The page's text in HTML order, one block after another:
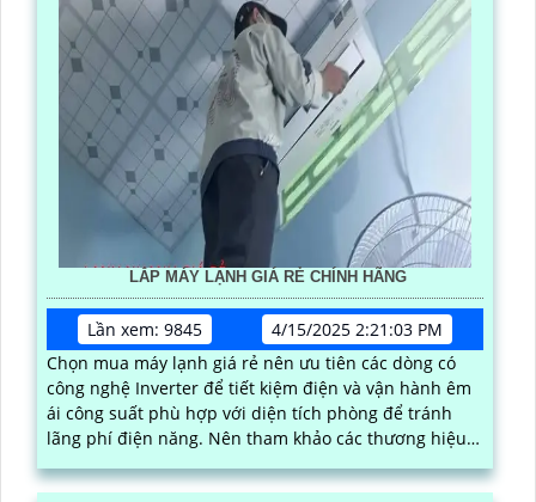
LẮP MÁY LẠNH GIÁ RẺ CHÍNH HÃNG
Lần xem: 9845
4/15/2025 2:21:03 PM
Chọn mua máy lạnh giá rẻ nên ưu tiên các dòng có
công nghệ Inverter để tiết kiệm điện và vận hành êm
ái công suất phù hợp với diện tích phòng để tránh
lãng phí điện năng. Nên tham khảo các thương hiệu
máy lạnh giá rẻ uy tín như Casper, Gree, Reetech… có
mức giá phải chăng và chất lượng ổn định